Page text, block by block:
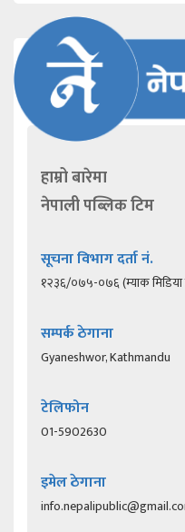
हाम्रो बारेमा
नेपाली पब्लिक टिम
सूचना विभाग दर्ता नं.
१२३६/०७५-०७६ (म्याक मिडिया
सम्पर्क ठेगाना
Gyaneshwor, Kathmandu
टेलिफोन
01-5902630
इमेल ठेगाना